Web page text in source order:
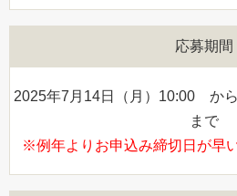
応募期間
2025年7月14日（月）10:00 か
まで
※例年よりお申込み締切日が早